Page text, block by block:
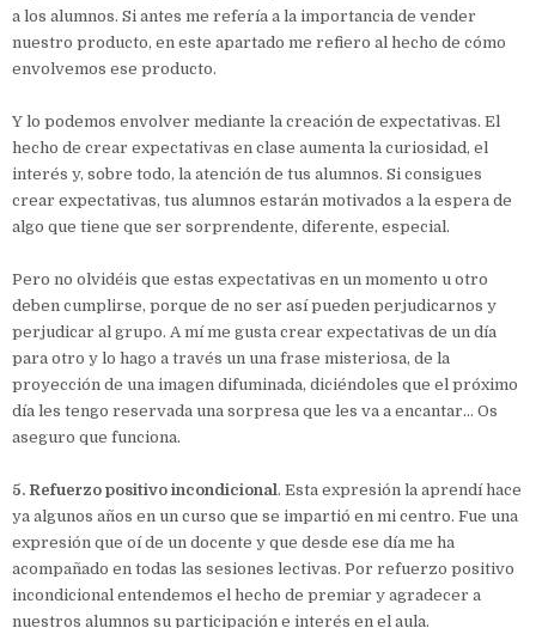
a los alumnos. Si antes me refería a la importancia de vender
nuestro producto, en este apartado me refiero al hecho de cómo
envolvemos ese producto.
Y lo podemos envolver mediante la creación de expectativas. El
hecho de crear expectativas en clase aumenta la curiosidad, el
interés y, sobre todo, la atención de tus alumnos. Si consigues
crear expectativas, tus alumnos estarán motivados a la espera de
algo que tiene que ser sorprendente, diferente, especial.
Pero no olvidéis que estas expectativas en un momento u otro
deben cumplirse, porque de no ser así pueden perjudicarnos y
perjudicar al grupo. A mí me gusta crear expectativas de un día
para otro y lo hago a través un una frase misteriosa, de la
proyección de una imagen difuminada, diciéndoles que el próximo
día les tengo reservada una sorpresa que les va a encantar… Os
aseguro que funciona.
5. Refuerzo positivo incondicional . Esta expresión la aprendí hace
ya algunos años en un curso que se impartió en mi centro. Fue una
expresión que oí de un docente y que desde ese día me ha
acompañado en todas las sesiones lectivas. Por refuerzo positivo
incondicional entendemos el hecho de premiar y agradecer a
nuestros alumnos su participación e interés en el aula.